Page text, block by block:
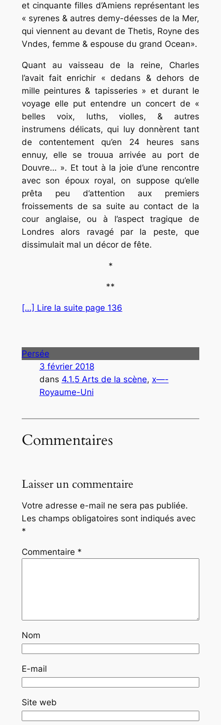
et cinquante filles d’Amiens représentant les
« syrenes & autres demy-déesses de la Mer,
qui viennent au devant de Thetis, Royne des
Vndes, femme & espouse du grand Ocean».
Quant au vaisseau de la reine, Charles
l’avait fait enrichir « dedans & dehors de
mille peintures & tapisseries » et durant le
voyage elle put entendre un concert de «
belles voix, luths, violles, & autres
instrumens délicats, qui luy donnèrent tant
de contentement qu’en 24 heures sans
ennuy, elle se trouua arrivée au port de
Douvre… ». Et tout à la joie d’une rencontre
avec son époux royal, on suppose qu’elle
prêta peu d’attention aux premiers
froissements de sa suite au contact de la
cour anglaise, ou à l’aspect tragique de
Londres alors ravagé par la peste, que
dissimulait mal un décor de fête.
*
**
[…] Lire la suite page 136
Persée
3 février 2018
dans 4.1.5 Arts de la scène, x—-
Royaume-Uni
Commentaires
Laisser un commentaire
Votre adresse e-mail ne sera pas publiée.
Les champs obligatoires sont indiqués avec
*
Commentaire *
Nom
E-mail
Site web